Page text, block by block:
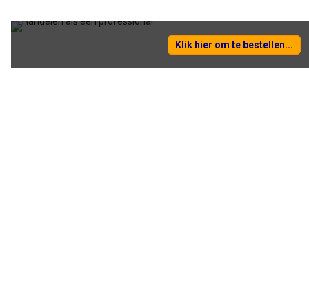
Klik hier om te bestellen...